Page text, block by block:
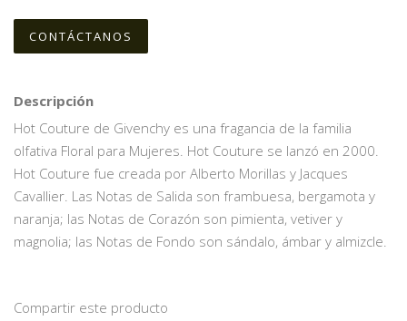
CONTÁCTANOS
Descripción
Hot Couture de Givenchy es una fragancia de la familia
olfativa Floral para Mujeres. Hot Couture se lanzó en 2000.
Hot Couture fue creada por Alberto Morillas y Jacques
Cavallier. Las Notas de Salida son frambuesa, bergamota y
naranja; las Notas de Corazón son pimienta, vetiver y
magnolia; las Notas de Fondo son sándalo, ámbar y almizcle.
Compartir este producto